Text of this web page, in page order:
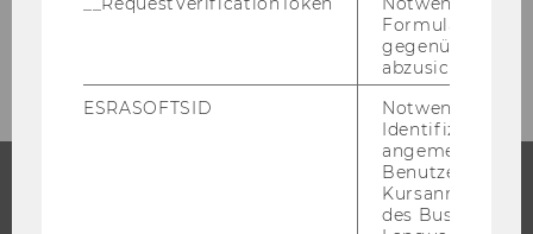
gegenüber
abzusichern.
ESRASOFTSID
Notwendig zur
Identifizierung
angemeldeten
Benutzers im
des Business